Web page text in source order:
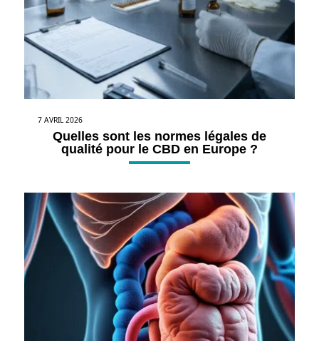
7 AVRIL 2026
Quelles sont les normes légales de
qualité pour le CBD en Europe ?